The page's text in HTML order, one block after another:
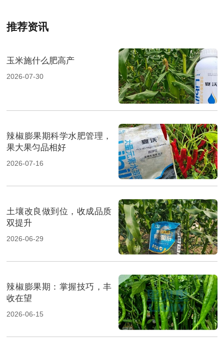
推荐资讯
玉米施什么肥高产
2026-07-30
辣椒膨果期科学水肥管理，
果大果匀品相好
2026-07-16
土壤改良做到位，收成品质
双提升
2026-06-29
辣椒膨果期：掌握技巧，丰
收在望
2026-06-15